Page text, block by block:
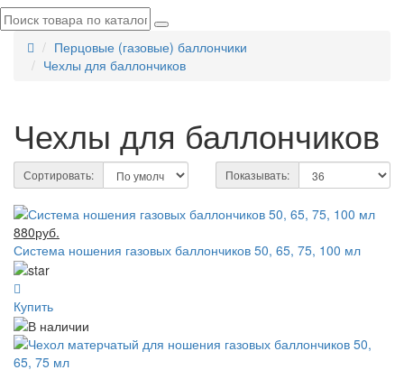
Перцовые (газовые) баллончики
Чехлы для баллончиков
Чехлы для баллончиков
Сортировать: Показывать:
880руб.
Система ношения газовых баллончиков 50, 65, 75, 100 мл
Купить